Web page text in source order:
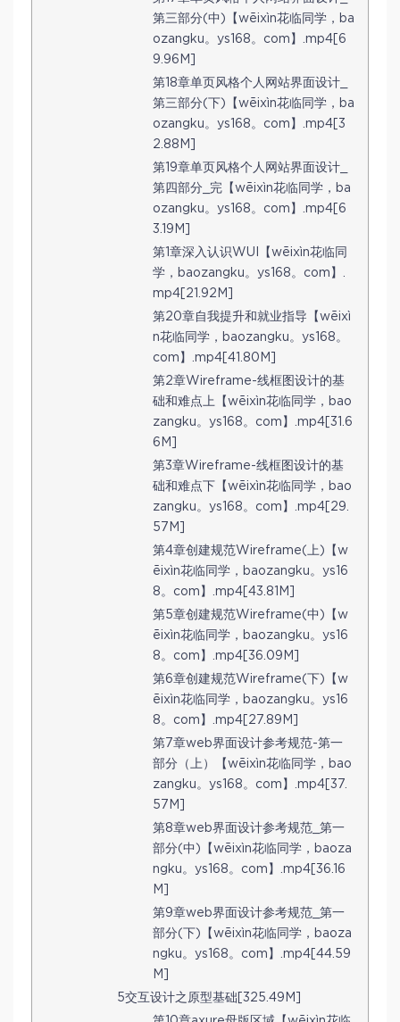
第三部分(中)【wēixìn花临同学，ba
ozangku。ys168。com】.mp4[6
9.96M]
第18章单页风格个人网站界面设计_
第三部分(下)【wēixìn花临同学，ba
ozangku。ys168。com】.mp4[3
2.88M]
第19章单页风格个人网站界面设计_
第四部分_完【wēixìn花临同学，ba
ozangku。ys168。com】.mp4[6
3.19M]
第1章深入认识WUI【wēixìn花临同
学，baozangku。ys168。com】.
mp4[21.92M]
第20章自我提升和就业指导【wēixì
n花临同学，baozangku。ys168。
com】.mp4[41.80M]
第2章Wireframe-线框图设计的基
础和难点上【wēixìn花临同学，bao
zangku。ys168。com】.mp4[31.6
6M]
第3章Wireframe-线框图设计的基
础和难点下【wēixìn花临同学，bao
zangku。ys168。com】.mp4[29.
57M]
第4章创建规范Wireframe(上)【w
ēixìn花临同学，baozangku。ys16
8。com】.mp4[43.81M]
第5章创建规范Wireframe(中)【w
ēixìn花临同学，baozangku。ys16
8。com】.mp4[36.09M]
第6章创建规范Wireframe(下)【w
ēixìn花临同学，baozangku。ys16
8。com】.mp4[27.89M]
第7章web界面设计参考规范-第一
部分（上）【wēixìn花临同学，bao
zangku。ys168。com】.mp4[37.
57M]
第8章web界面设计参考规范_第一
部分(中)【wēixìn花临同学，baoza
ngku。ys168。com】.mp4[36.16
M]
第9章web界面设计参考规范_第一
部分(下)【wēixìn花临同学，baoza
ngku。ys168。com】.mp4[44.59
M]
5交互设计之原型基础[325.49M]